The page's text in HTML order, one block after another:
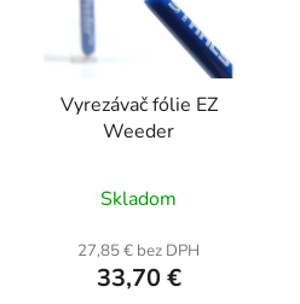
Vyrezávač fólie EZ
Weeder
Skladom
27,85 € bez DPH
33,70 €